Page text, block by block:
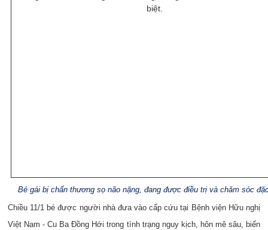
Bé gái bị chấn thương sọ não nặng, đang được điều trị và chăm sóc
Chiều 11/1 bé được người nhà đưa vào cấp cứu tại Bệnh viện Hữu nghị
Việt Nam - Cu Ba Đồng Hới trong tình trạng nguy kịch, hôn mê sâu, biến